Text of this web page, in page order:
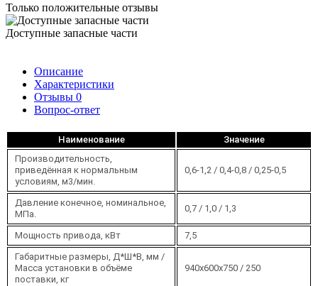
Только положительные отзывы
Доступные запасные части
Описание
Характеристики
Отзывы 0
Вопрос-ответ
Наименование
Значение
Производительность,
приведённая к нормальным
условиям, м3/мин.
0,6-1,2 / 0,4-0,8 / 0,25-0,5
Давление конечное, номинальное,
МПа.
0,7 / 1,0 / 1,3
Мощность привода, кВт
7,5
Габаритные размеры, Д*Ш*В, мм /
Масса установки в объёме
поставки, кг
940х600х750 / 250